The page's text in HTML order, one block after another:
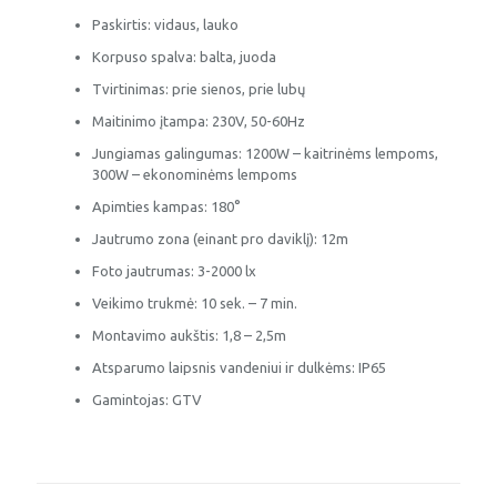
Paskirtis: vidaus, lauko
Korpuso spalva: balta, juoda
Tvirtinimas: prie sienos, prie lubų
Maitinimo įtampa: 230V, 50-60Hz
Jungiamas galingumas: 1200W – kaitrinėms lempoms,
300W – ekonominėms lempoms
Apimties kampas: 180°
Jautrumo zona (einant pro daviklį): 12m
Foto jautrumas: 3-2000 lx
Veikimo trukmė: 10 sek. – 7 min.
Montavimo aukštis: 1,8 – 2,5m
Atsparumo laipsnis vandeniui ir dulkėms: IP65
Gamintojas: GTV